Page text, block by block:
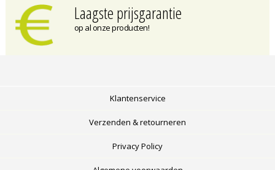
Laagste prijsgarantie
op al onze producten!
Klantenservice
Verzenden & retourneren
Privacy Policy